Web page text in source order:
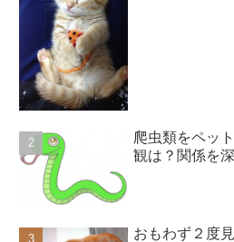
爬虫類をペッ
観は？関係を
おもわず２度